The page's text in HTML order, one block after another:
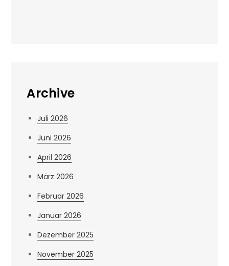
Archive
Juli 2026
Juni 2026
April 2026
März 2026
Februar 2026
Januar 2026
Dezember 2025
November 2025